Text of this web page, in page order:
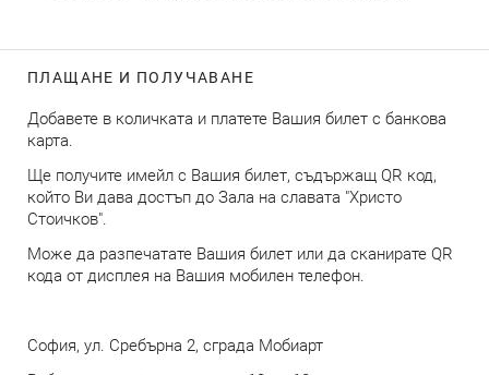
ПЛАЩАНЕ И ПОЛУЧАВАНЕ
Добавете в количката и платете Вашия билет с банкова
карта.
Ще получите имейл с Вашия билет, съдържащ QR код,
който Ви дава достъп до Зала на славата "Христо
Стоичков".
Може да разпечатате Вашия билет или да сканирате QR
кода от дисплея на Вашия мобилен телефон.
София, ул. Сребърна 2, сграда Мобиарт